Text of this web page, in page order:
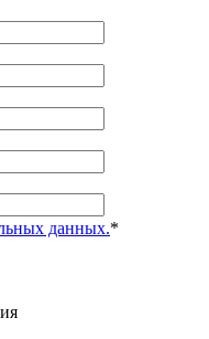
данных.*